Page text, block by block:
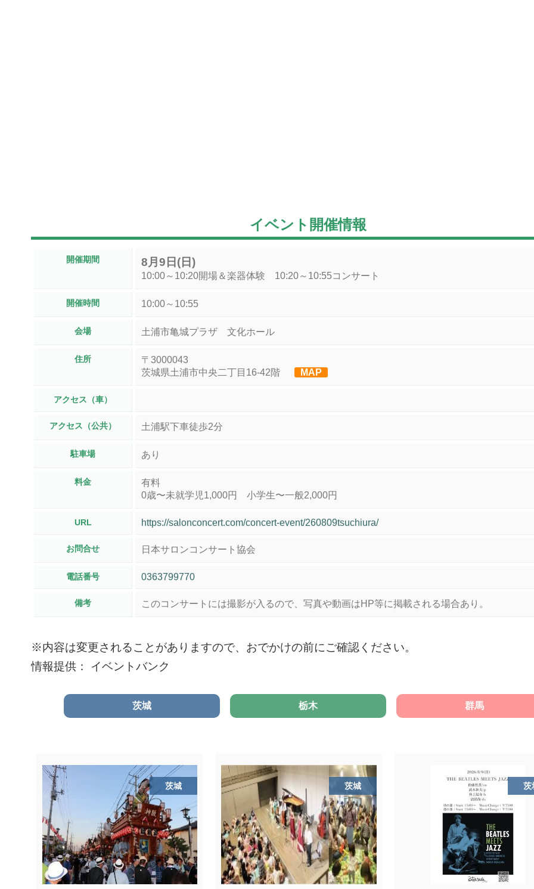
イベント開催情報
開催期間 8月9日(日)
10:00～10:20開場＆楽器体験 10:20～10:55コンサート
開催時間 10:00～10:55
会場 土浦市亀城プラザ 文化ホール
住所
〒3000043
茨城県土浦市中央二丁目16-42階
MAP
アクセス（車）
アクセス（公共） 土浦駅下車徒歩2分
駐車場 あり
料金
有料
0歳〜未就学児1,000円 小学生〜一般2,000円
URL https://salonconcert.com/concert-event/260809tsuchiura/
お問合せ 日本サロンコンサート協会
電話番号 0363799770
備考 このコンサートには撮影が入るので、写真や動画はHP等に掲載される場合あり。
※内容は変更されることがありますので、おでかけの前にご確認ください。
情報提供： イベントバンク
茨城 栃木 群馬
茨城 茨城 茨